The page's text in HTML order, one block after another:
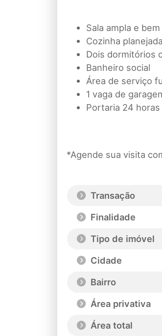
Sala ampla e
Cozinha planejada
Dois dormitórios
Banheiro social
Área de serviço
1 vaga de
Portaria 24 horas
*Agende sua visita
Transação
Finalidade
Tipo de imóvel
Cidade
Bairro
Área privativa
Área total